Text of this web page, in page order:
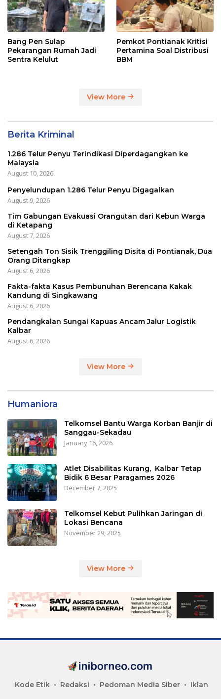
Bang Pen Sulap
Pekarangan Rumah Jadi
Sentra Kelulut
Pemkot Pontianak Kritisi
Pertamina Soal Distribusi
BBM
View More
Berita Kriminal
1.286 Telur Penyu Terindikasi Diperdagangkan ke
Malaysia
August 10, 2026
Penyelundupan 1.286 Telur Penyu Digagalkan
August 9, 2026
Tim Gabungan Evakuasi Orangutan dari Kebun Warga
di Ketapang
August 7, 2026
Setengah Ton Sisik Trenggiling Disita di Pontianak, Dua
Orang Ditangkap
August 6, 2026
Fakta-fakta Kasus Pembunuhan Berencana Kakak
Kandung di Singkawang
August 6, 2026
Pendangkalan Sungai Kapuas Ancam Jalur Logistik
Kalbar
August 6, 2026
View More
Humaniora
Telkomsel Bantu Warga Korban Banjir di
Sanggau-Sekadau
January 16, 2026
Atlet Disabilitas Kurang, Kalbar Tetap
Bidik 6 Besar Paragames 2026
December 7, 2025
Telkomsel Kebut Pulihkan Jaringan di
Lokasi Bencana
November 29, 2025
View More
Kode Etik Redaksi Pedoman Media Siber Iklan